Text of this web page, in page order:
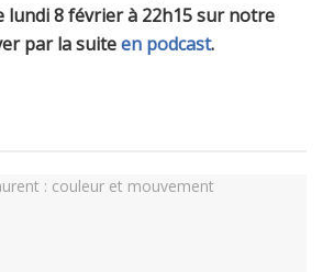
lundi 8 février à 22h15 sur notre
par la suiteen podcast.